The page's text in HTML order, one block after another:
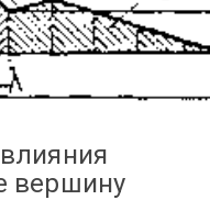
вершину